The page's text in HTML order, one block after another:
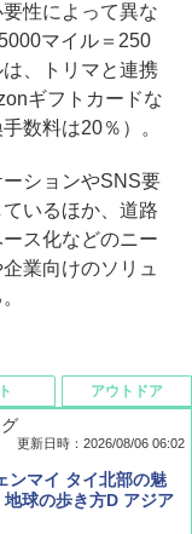
性によって異な
マイル＝250
、トリマと連携
ギフトカードな
数料は20％）。
ションやSNS要
いるほか、道路
ス化などのニー
業向けのソリュ
２６年 ９月号 [雑
Ｎ)
更新日時：2026/08/06 06:02
ンマイ タイ北部の魅
球の歩き方D アジア
アウトドア